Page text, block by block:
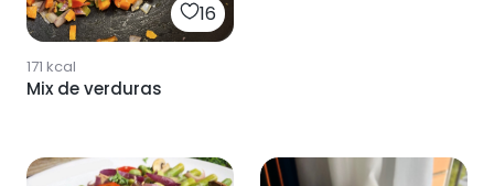
16
171 kcal
Mix de verduras